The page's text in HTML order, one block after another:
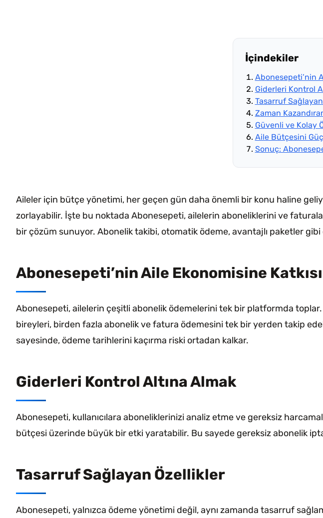
İçindekiler
Abonesepeti’nin
Giderleri Kontrol
Tasarruf
Zaman
Güvenli ve Kolay
Aile Bütçesini
Sonuç:
Aileler için bütçe yönetimi, her geçen gün daha önemli bir konu haline
zorlayabilir. İşte bu noktada Abonesepeti, ailelerin aboneliklerini ve
bir çözüm sunuyor. Abonelik takibi, otomatik ödeme, avantajlı paketler
Abonesepeti’nin Aile Ekonomisine Katkısı
Abonesepeti, ailelerin çeşitli abonelik ödemelerini tek bir platformda toplar.
bireyleri, birden fazla abonelik ve fatura ödemesini tek bir yerden takip
sayesinde, ödeme tarihlerini kaçırma riski ortadan kalkar.
Giderleri Kontrol Altına Almak
Abonesepeti, kullanıcılara aboneliklerinizi analiz etme ve gereksiz
bütçesi üzerinde büyük bir etki yaratabilir. Bu sayede gereksiz abonelik
Tasarruf Sağlayan Özellikler
Abonesepeti, yalnızca ödeme yönetimi değil, aynı zamanda tasarruf